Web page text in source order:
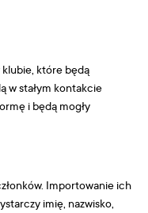
które będą
w stałym kontakcie
i będą mogły
Importowanie ich
imię, nazwisko,